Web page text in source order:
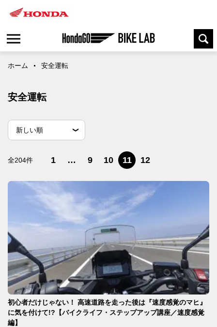
ホーム 安全運転
安全運転
並
替
条
並べ替え条件
新しい順
全204件
1 … 9 10 11 12
初心者だけじゃない！ 高速道路を走った後は『速度感覚のマヒ』
に気を付けて!?【バイクライフ・ステップアップ講座／速度感覚
編】